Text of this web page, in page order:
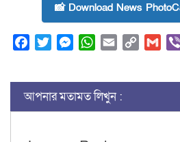
📸 Download News
FacebookTwitterMessenger
WhatsApp
Email Copy
আপনার মতামত লিখুন :